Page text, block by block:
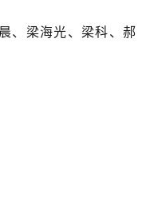
、梁海光、梁科、郝